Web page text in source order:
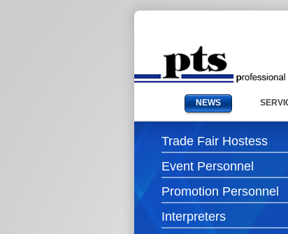
NEWS
Trade Fair Hostess
Event Personnel
Promotion Personnel
Interpreters